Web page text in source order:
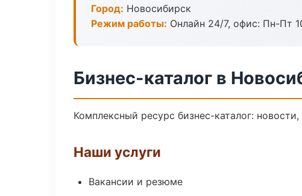
Город: Новосибирск
Режим работы: Онлайн 24/7, офис: Пн-Пт
Бизнес-каталог в
Комплексный ресурс бизнес-каталог:
Наши услуги
Вакансии и резюме